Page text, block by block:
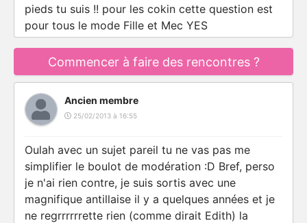
pieds tu suis !! pour les cokin cette question est
pour tous le mode Fille et Mec YES
Commencer à faire des rencontres ?
Ancien membre
25/02/2013 à 16:55
Oulah avec un sujet pareil tu ne vas pas me
simplifier le boulot de modération :D Bref, perso
je n'ai rien contre, je suis sortis avec une
magnifique antillaise il y a quelques années et je
ne regrrrrrrette rien (comme dirait Edith) la